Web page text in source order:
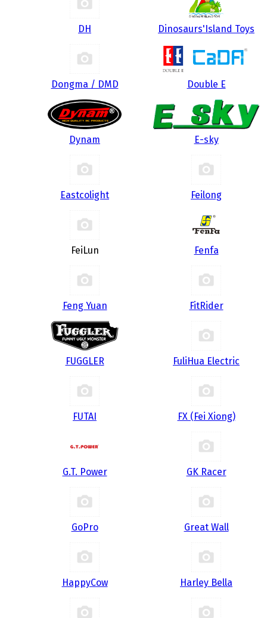
DH Dinosaurs'Island Toys
Dongma / DMD Double E
Dynam E-sky
Eastcolight Feilong
FeiLun Fenfa
Feng Yuan FitRider
FUGGLER FuliHua Electric
FUTAI FX (Fei Xiong)
G.T. Power GK Racer
GoPro Great Wall
HappyCow Harley Bella